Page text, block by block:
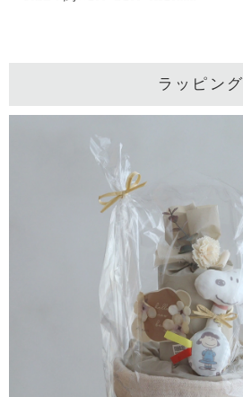
ラッピング